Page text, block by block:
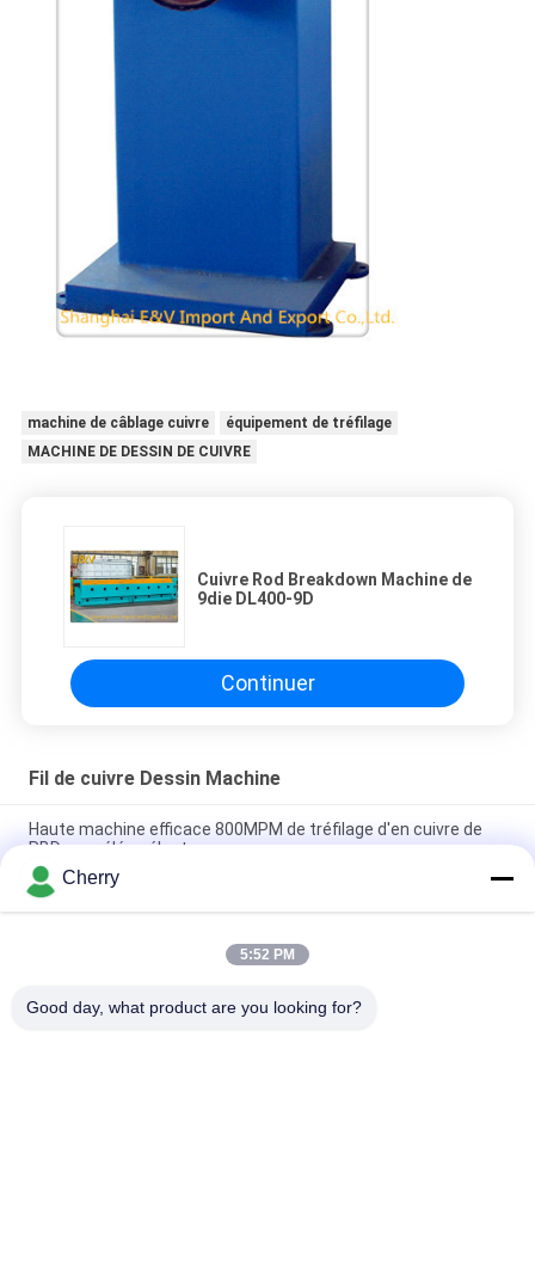
machine de câblage cuivre
équipement de tréfilage
MACHINE DE DESSIN DE CUIVRE
Cuivre Rod Breakdown Machine de
9die DL400-9D
Continuer
Fil de cuivre Dessin Machine
Haute machine efficace 800MPM de tréfilage d'en cuivre de
RBD pour élém. élect.
Glissez le type la machine en aluminium résistante 132kw
6m/s - 17m/s du tréfilage DL450-13
800 machine de tréfilage d'en cuivre de m/min PRO-14DT
Cherry
5:52 PM
Good day, what product are you looking for?